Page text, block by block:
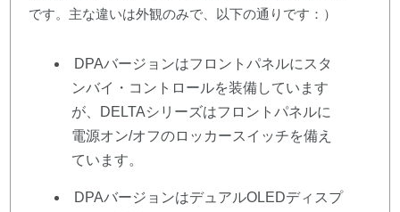
です。主な違いは外観のみで、以下の通りです：）
DPAバージョンはフロントパネルにスタ
ンバイ・コントロールを装備しています
が、DELTAシリーズはフロントパネルに
電源オン/オフのロッカースイッチを備え
ています。
DPAバージョンはデュアルOLEDディスプ